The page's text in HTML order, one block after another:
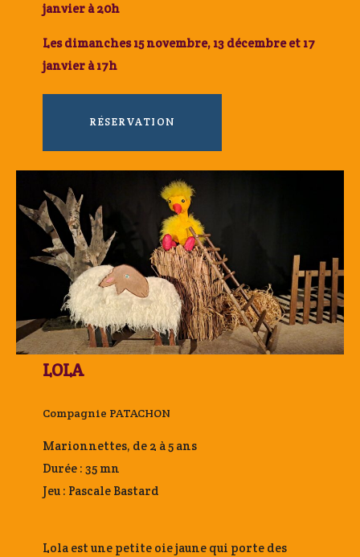
janvier à 20h
Les dimanches 15 novembre, 13 décembre et 17
janvier à 17h
RÉSERVATION
LOLA
Compagnie PATACHON
Marionnettes, de 2 à 5 ans
Durée : 35 mn
Jeu : Pascale Bastard
Lola est une petite oie jaune qui porte des